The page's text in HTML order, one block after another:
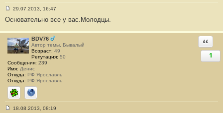
о
б
щ
е
н
и
е
#
8
2
29.07.2013, 16:47
Основательно все у вас.Молодцы.
BDV76
Автор темы, Бывалый
Возраст: 49
Репутация: 50
Сообщения: 239
Имя: Денис
Откуда: РФ Ярославль
Откуда: РФ Ярославль
ICQ Сайт
1
18.08.2013, 08:19